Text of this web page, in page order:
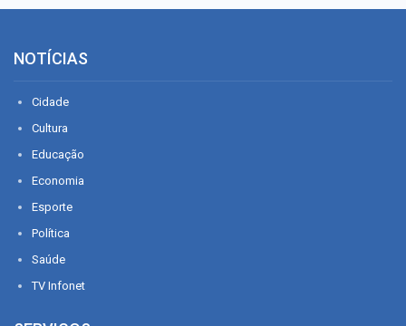
NOTÍCIAS
Cidade
Cultura
Educação
Economia
Esporte
Política
Saúde
TV Infonet